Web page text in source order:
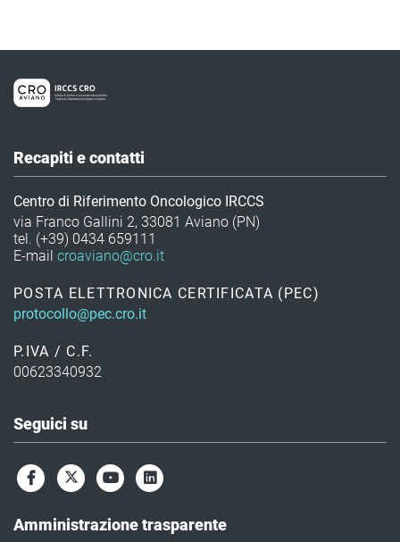
Recapiti e contatti
Centro di Riferimento Oncologico IRCCS
via Franco Gallini 2, 33081 Aviano (PN)
tel. (+39) 0434 659111
E-mail croaviano@cro.it
POSTA ELETTRONICA CERTIFICATA (PEC)
protocollo@pec.cro.it
P.IVA / C.F.
00623340932
Seguici su
Amministrazione trasparente